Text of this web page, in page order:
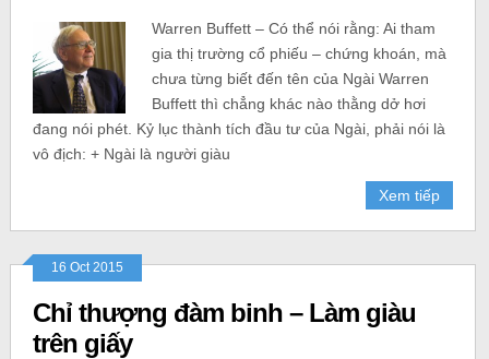
Warren Buffett – Có thể nói rằng: Ai tham
gia thị trường cổ phiếu – chứng khoán, mà
chưa từng biết đến tên của Ngài Warren
Buffett thì chẳng khác nào thằng dở hơi
đang nói phét. Kỷ lục thành tích đầu tư của Ngài, phải nói là
vô địch: + Ngài là người giàu
Xem tiếp
16 Oct 2015
Chỉ thượng đàm binh – Làm giàu
trên giấy